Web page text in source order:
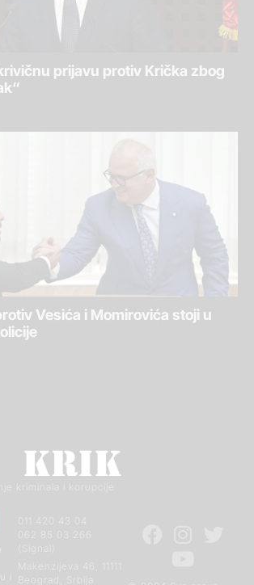
prijavu protiv Krička zbog
Vesića i Momirovića stoji u
kriminala i korupcije
011 420 43 04
Makenzijeva 46, 11111
i